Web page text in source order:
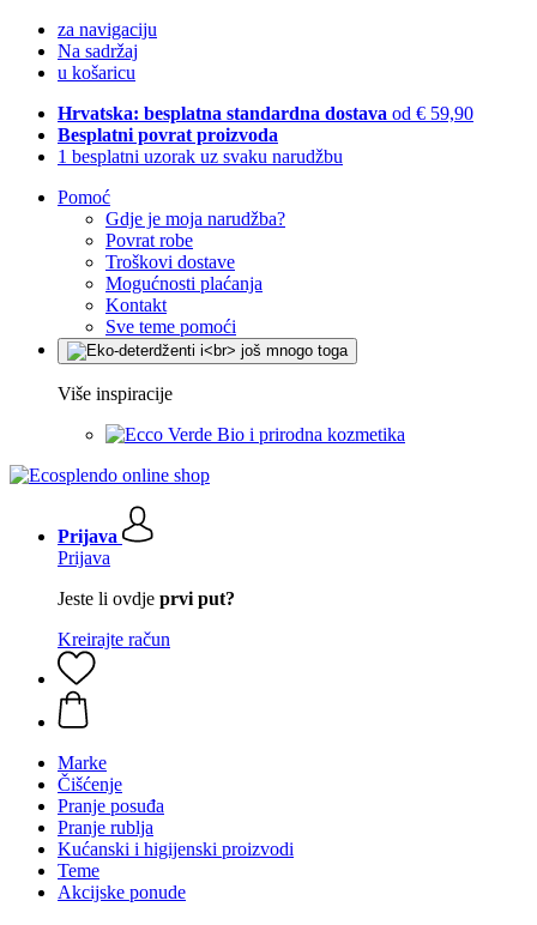
za navigaciju
Na sadržaj
u košaricu
Hrvatska: besplatna standardna dostava od € 59,90
Besplatni povrat proizvoda
1 besplatni uzorak uz svaku narudžbu
Pomoć
Gdje je moja narudžba?
Povrat robe
Troškovi dostave
Mogućnosti plaćanja
Kontakt
Sve teme pomoći
Više inspiracije
Bio i prirodna kozmetika
Prijava
Prijava
Jeste li ovdje prvi put?
Kreirajte račun
Marke
Čišćenje
Pranje posuđa
Pranje rublja
Kućanski i higijenski proizvodi
Teme
Akcijske ponude